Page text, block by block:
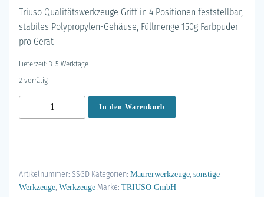
Triuso Qualitätswerkzeuge Griff in 4 Positionen feststellbar,
stabiles Polypropylen-Gehäuse, Füllmenge 150g Farbpuder
pro Gerät
Lieferzeit: 3-5 Werktage
2 vorrätig
Du
Schlagschnurgerät
30
In den Warenkorb
Artikelnummer: SSGD Kategorien: Maurerwerkzeuge, sonstige
Werkzeuge, Werkzeuge Marke: TRIUSO GmbH